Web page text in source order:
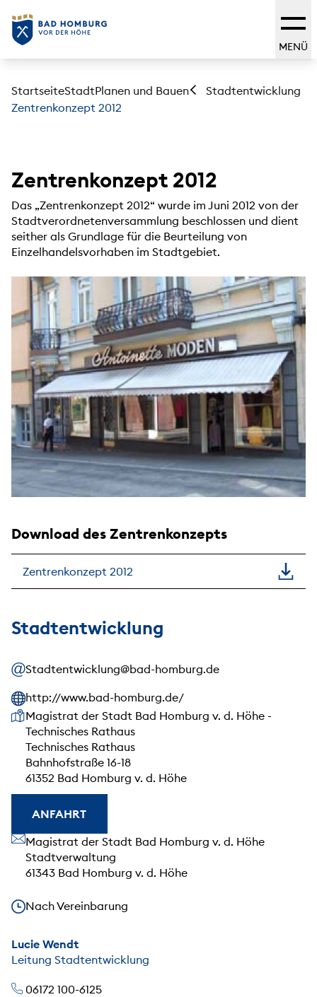
MENÜ
StartseiteStadtPlanen und Bauen
Stadtentwicklung
Zentrenkonzept 2012
Zentrenkonzept 2012
Das „Zentrenkonzept 2012“ wurde im Juni 2012 von der
Stadtverordnetenversammlung beschlossen und dient
seither als Grundlage für die Beurteilung von
Einzelhandelsvorhaben im Stadtgebiet.
Download des Zentrenkonzepts
Zentrenkonzept 2012
Stadtentwicklung
Stadtentwicklung@bad-homburg.de
http://www.bad-homburg.de/
Unsere Anschrift
Magistrat der Stadt Bad Homburg v. d. Höhe -
Technisches Rathaus
Technisches Rathaus
Bahnhofstraße 16-18
61352 Bad Homburg v. d. Höhe
ANFAHRT
Unsere Anschrift
Magistrat der Stadt Bad Homburg v. d. Höhe
Stadtverwaltung
61343 Bad Homburg v. d. Höhe
Unsere Öffnungszeiten
Nach Vereinbarung
Lucie Wendt
Leitung Stadtentwicklung
06172 100-6125